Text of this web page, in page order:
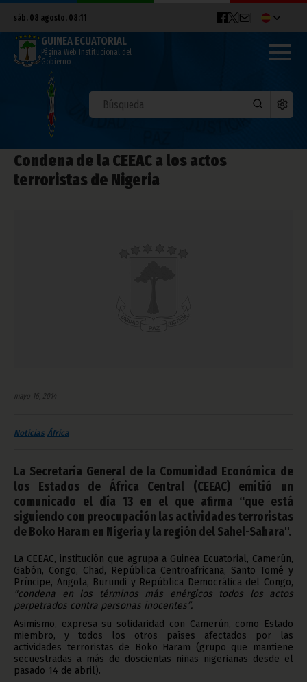
sáb. 08 agosto, 08:11
GUINEA ECUATORIAL
Página Web Institucional del
Gobierno
Condena de la CEEAC a los actos
terroristas de Nigeria
mayo 16, 2014
Noticias África
La Secretaría General de la Comunidad Económica de
los Estados de África Central (CEEAC) emitió un
comunicado el día 13 en el que afirma “que está
siguiendo con preocupación las actividades terroristas
de Boko Haram en Nigeria y la región del Sahel-Sahara".
La CEEAC, institución que agrupa a Guinea Ecuatorial, Camerún,
Gabón, Congo, Chad, República Centroafricana, Santo Tomé y
Príncipe, Angola, Burundi y República Democrática del Congo,
"condena en los términos más enérgicos todos los actos
perpetrados contra personas inocentes”.
Asimismo, expresa su solidaridad con Camerún, como Estado
miembro, y todos los otros países afectados por las
actividades terroristas de Boko Haram (grupo que mantiene
secuestradas a más de doscientas niñas nigerianas desde el
pasado 14 de abril).